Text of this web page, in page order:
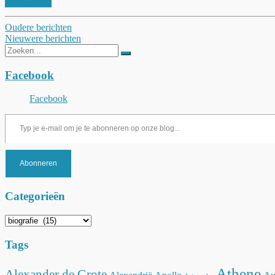
Berichtnavigatie
Oudere berichten
Nieuwere berichten
Zoeken
naar:
Facebook
Facebook
Typ je e-mail om je te abonneren op onze blog...
Abonneren
Categorieën
Categorieën
Tags